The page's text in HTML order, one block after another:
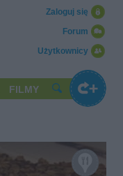
Użytkownicy
Forum
Zaloguj się
FILMY